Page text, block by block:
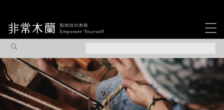
觀點專欄
焦點企劃
社會企業